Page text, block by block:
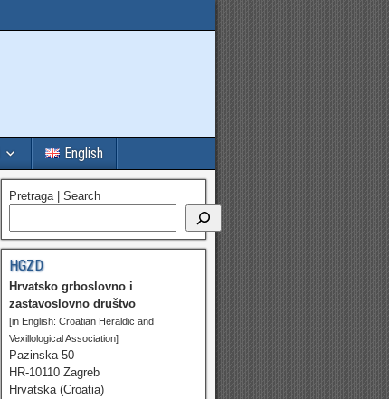
English
Pretraga | Search
HGZD
Hrvatsko grboslovno i
zastavoslovno društvo
[in English: Croatian Heraldic and
Vexillological Association]
Pazinska 50
HR-10110 Zagreb
Hrvatska (Croatia)